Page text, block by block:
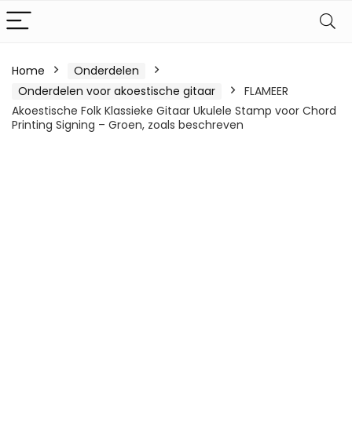
Home
Onderdelen
Onderdelen voor akoestische gitaar
FLAMEER
Akoestische Folk Klassieke Gitaar Ukulele Stamp voor Chord
Printing Signing – Groen, zoals beschreven